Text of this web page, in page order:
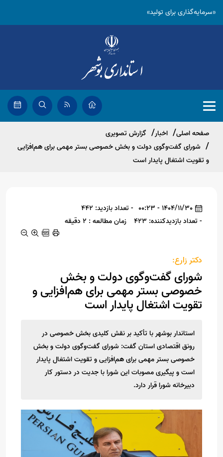
«سرمایه‌گذاری برای تولید»
صفحه اصلی اخبار
گزارش تصویری
شورای گفت‌وگوی دولت و بخش خصوصی بستر مهمی برای هم‌افزایی
و تقویت اشتغال پایدار است
1404/11/30 - 00:23
- تعداد بازدید: 442
- تعداد بازدیدکننده: 423
زمان مطالعه : 2 دقیقه
دکتر زارع:
شورای گفت‌وگوی دولت و بخش
خصوصی بستر مهمی برای هم‌افزایی و
تقویت اشتغال پایدار است
استاندار بوشهر با تأکید بر نقش کلیدی بخش خصوصی در
رونق اقتصادی استان گفت: شورای گفت‌وگوی دولت و بخش
خصوصی بستر مهمی برای هم‌افزایی و تقویت اشتغال پایدار
است و پیگیری مصوبات این شورا با جدیت در دستور کار
دبیرخانه شورا قرار دارد.